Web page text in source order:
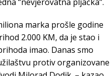
marka prošle godine
2.000 KM, da je stao i
imao. Danas smo
protiv organizovane